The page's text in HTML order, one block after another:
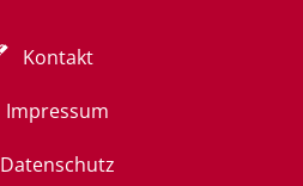
Kontakt
Impressum
Datenschutz